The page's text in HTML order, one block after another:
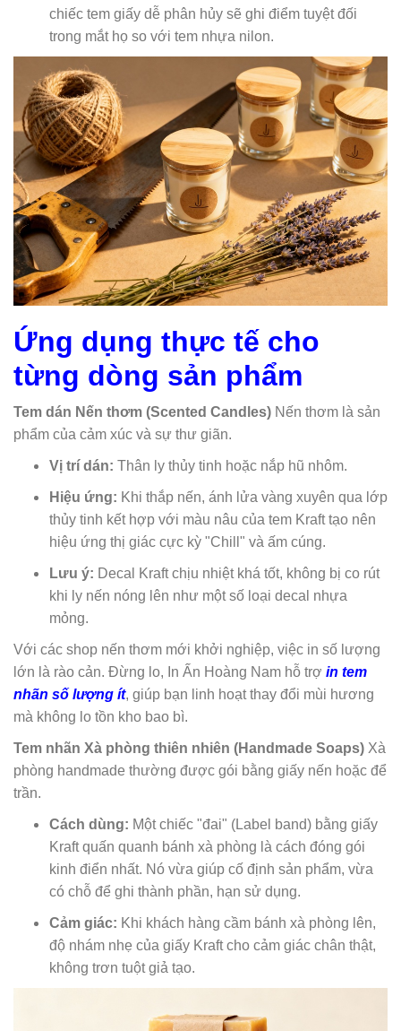
chiếc tem giấy dễ phân hủy sẽ ghi điểm tuyệt đối
trong mắt họ so với tem nhựa nilon.
Ứng dụng thực tế cho
từng dòng sản phẩm
Tem dán Nến thơm (Scented Candles) Nến thơm là sản
phẩm của cảm xúc và sự thư giãn.
Vị trí dán: Thân ly thủy tinh hoặc nắp hũ nhôm.
Hiệu ứng: Khi thắp nến, ánh lửa vàng xuyên qua lớp
thủy tinh kết hợp với màu nâu của tem Kraft tạo nên
hiệu ứng thị giác cực kỳ "Chill" và ấm cúng.
Lưu ý: Decal Kraft chịu nhiệt khá tốt, không bị co rút
khi ly nến nóng lên như một số loại decal nhựa
mỏng.
Với các shop nến thơm mới khởi nghiệp, việc in số lượng
lớn là rào cản. Đừng lo, In Ấn Hoàng Nam hỗ trợ in tem
nhãn số lượng ít, giúp bạn linh hoạt thay đổi mùi hương
mà không lo tồn kho bao bì.
Tem nhãn Xà phòng thiên nhiên (Handmade Soaps) Xà
phòng handmade thường được gói bằng giấy nến hoặc để
trần.
Cách dùng: Một chiếc "đai" (Label band) bằng giấy
Kraft quấn quanh bánh xà phòng là cách đóng gói
kinh điển nhất. Nó vừa giúp cố định sản phẩm, vừa
có chỗ để ghi thành phần, hạn sử dụng.
Cảm giác: Khi khách hàng cầm bánh xà phòng lên,
độ nhám nhẹ của giấy Kraft cho cảm giác chân thật,
không trơn tuột giả tạo.